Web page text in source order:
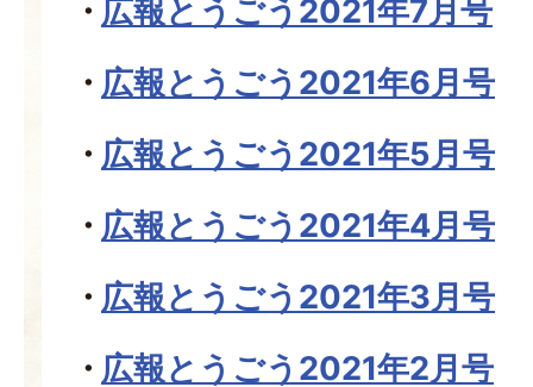
広報とうごう2021年7月号
広報とうごう2021年6月号
広報とうごう2021年5月号
広報とうごう2021年4月号
広報とうごう2021年3月号
広報とうごう2021年2月号